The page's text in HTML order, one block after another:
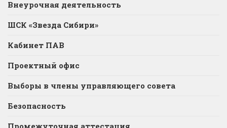
Внеурочная деятельность
ШСК «Звезда Сибири»
Кабинет ПАВ
Проектный офис
Выборы в члены управляющего совета
Безопасность
Промежуточная аттестация